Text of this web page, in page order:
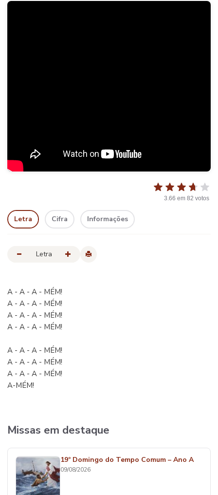
3.66 em 82 votos
Letra Cifra Informações
Letra
A - A - A - MÉM!
A - A - A - MÉM!
A - A - A - MÉM!
A - A - A - MÉM!
A - A - A - MÉM!
A - A - A - MÉM!
A - A - A - MÉM!
A-MÉM!
Missas em destaque
19º Domingo do Tempo Comum – Ano A
09/08/2026